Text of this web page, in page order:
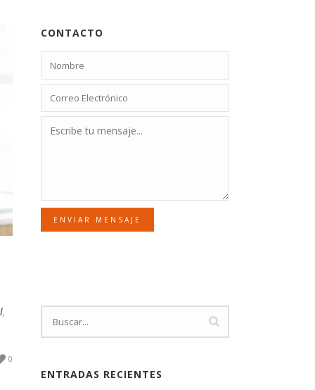
,
0
CONTACTO
ENVIAR MENSAJE
ENTRADAS RECIENTES